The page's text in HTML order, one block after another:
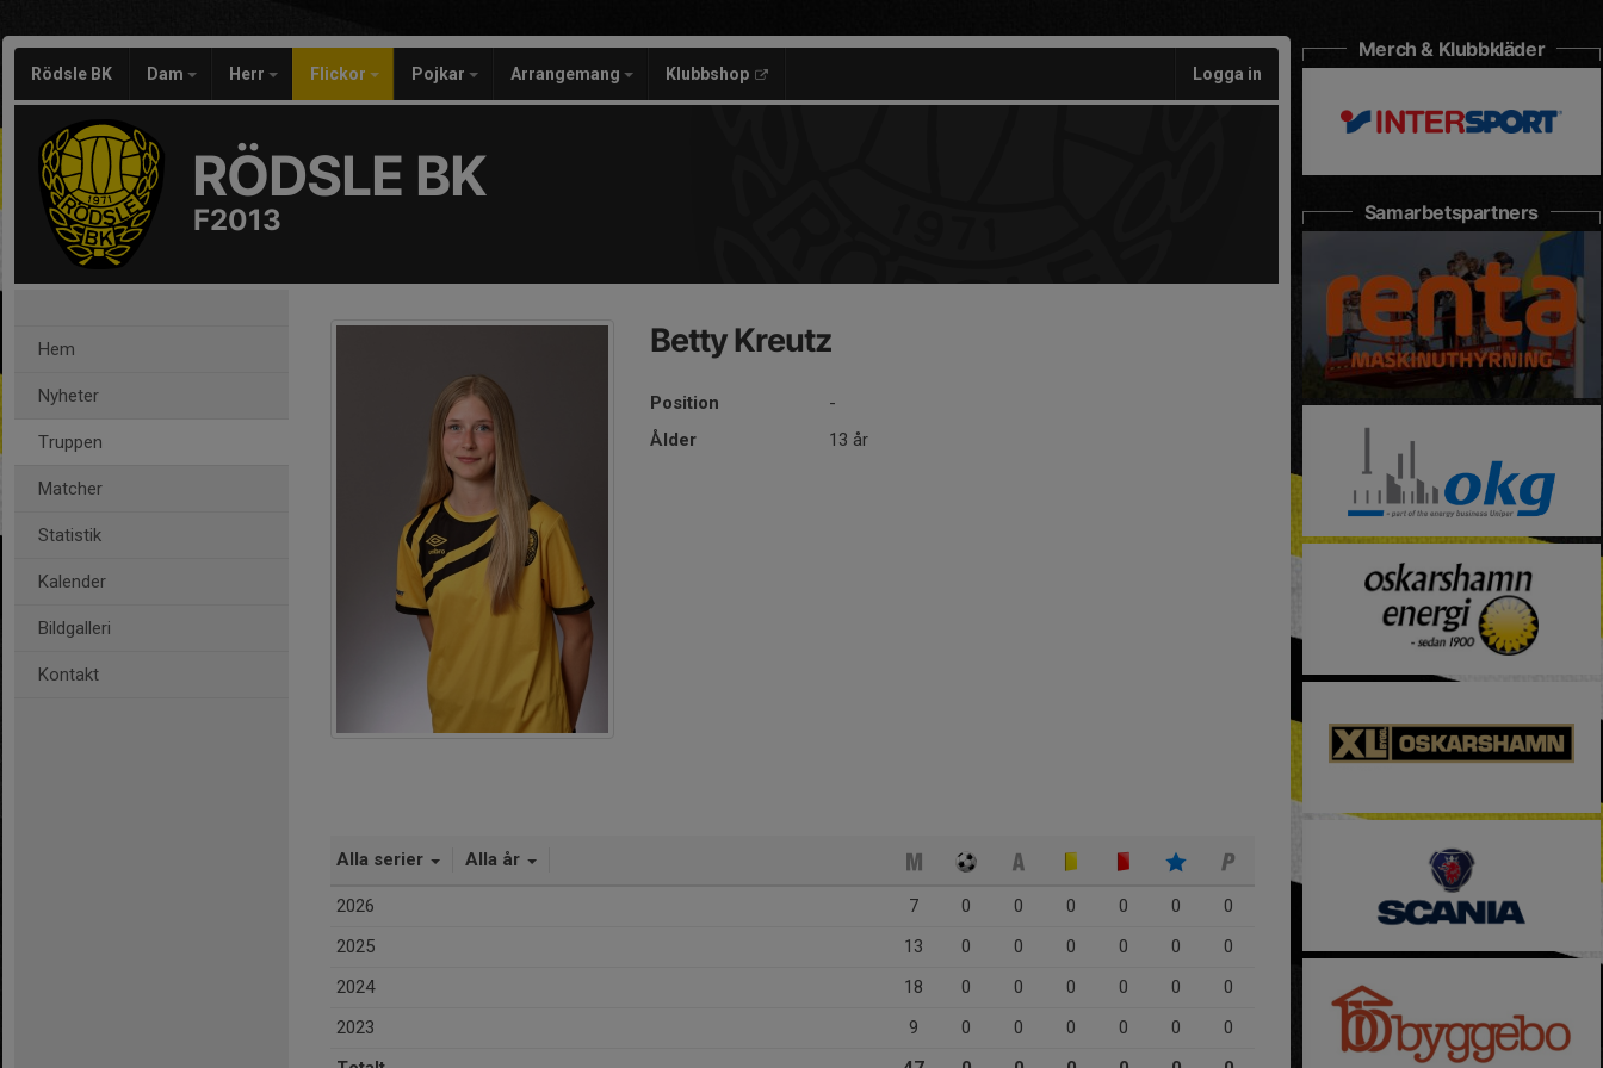
Rödsle BK Dam Herr Flickor Pojkar Arrangemang Klubbshop Logga in
RÖDSLE BK
F2013
Hem
Nyheter
Truppen
Matcher
Statistik
Kalender
Bildgalleri
Kontakt
Betty Kreutz
Position
-
Ålder
13 år
Alla serier Alla år
2026 7 0 0 0 0 0
0
2025
13 0 0 0 0 0
0
2024
18 0 0 0 0 0
0
2023
9 0 0 0 0 0
0
Merch & Klubbkläder
Samarbetspartners